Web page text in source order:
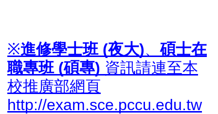
※進修學士班 (夜大)、碩士在
職專班 (碩專) 資訊請連至本
校推廣部網頁
http://exam.sce.pccu.edu.tw